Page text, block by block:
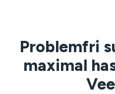
Problemfri
maximal